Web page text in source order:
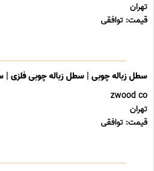
تهران
قیمت: توافقی
سطل زباله چوبی | سطل زباله چوبی فلزی |
zwood co
تهران
قیمت: توافقی